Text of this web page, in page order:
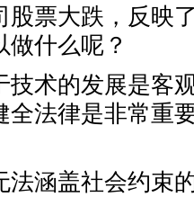
股票大跌，反映
做什么呢？
术的发展是客
全法律是非常重
涵盖社会约束